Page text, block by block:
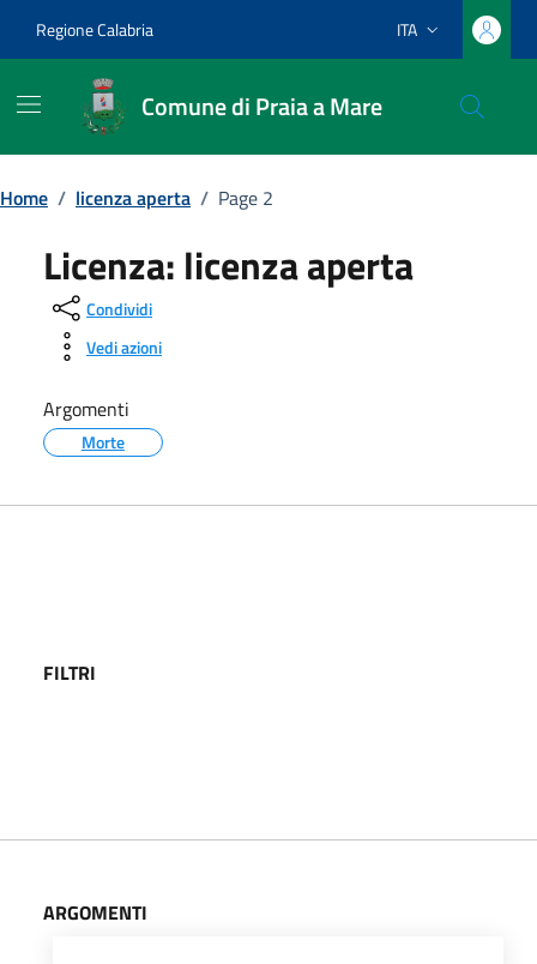
Regione Calabria Lingua attiva:
ITA
Comune di Praia a Mare
Home / licenza aperta / Page 2
Licenza: licenza aperta
Condividi
Vedi azioni
Argomenti
Morte
FILTRI
ARGOMENTI